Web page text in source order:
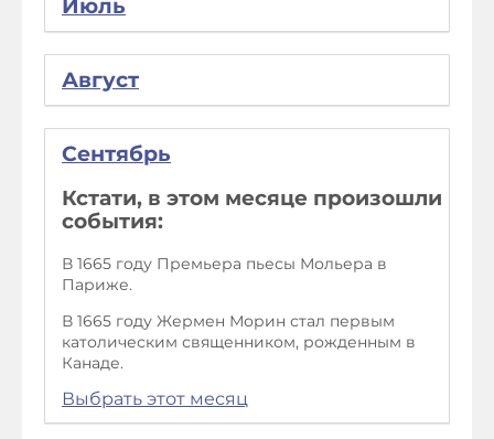
Июль
Август
Сентябрь
Кстати, в этом месяце произошли
события:
В 1665 году Премьера пьесы Мольера в
Париже.
В 1665 году Жермен Морин стал первым
католическим священником, рожденным в
Канаде.
Выбрать этот месяц